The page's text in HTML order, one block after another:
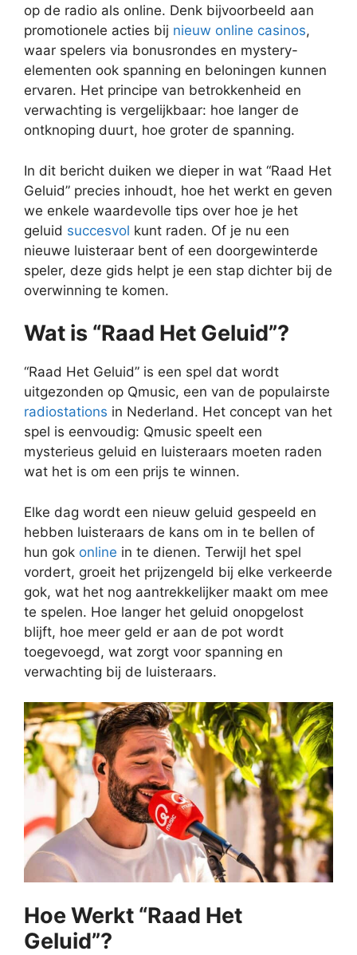
op de radio als online. Denk bijvoorbeeld aan
promotionele acties bij nieuw online casinos,
waar spelers via bonusrondes en mystery-
elementen ook spanning en beloningen kunnen
ervaren. Het principe van betrokkenheid en
verwachting is vergelijkbaar: hoe langer de
ontknoping duurt, hoe groter de spanning.
In dit bericht duiken we dieper in wat “Raad Het
Geluid” precies inhoudt, hoe het werkt en geven
we enkele waardevolle tips over hoe je het
geluid succesvol kunt raden. Of je nu een
nieuwe luisteraar bent of een doorgewinterde
speler, deze gids helpt je een stap dichter bij de
overwinning te komen.
Wat is “Raad Het Geluid”?
“Raad Het Geluid” is een spel dat wordt
uitgezonden op Qmusic, een van de populairste
radiostations in Nederland. Het concept van het
spel is eenvoudig: Qmusic speelt een
mysterieus geluid en luisteraars moeten raden
wat het is om een prijs te winnen.
Elke dag wordt een nieuw geluid gespeeld en
hebben luisteraars de kans om in te bellen of
hun gok online in te dienen. Terwijl het spel
vordert, groeit het prijzengeld bij elke verkeerde
gok, wat het nog aantrekkelijker maakt om mee
te spelen. Hoe langer het geluid onopgelost
blijft, hoe meer geld er aan de pot wordt
toegevoegd, wat zorgt voor spanning en
verwachting bij de luisteraars.
Hoe Werkt “Raad Het
Geluid”?